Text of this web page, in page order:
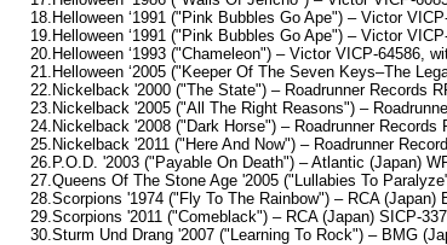
18.Helloween ‘1991 ("Pink Bubbles Go Ape") – Victor
19.Helloween ‘1991 ("Pink Bubbles Go Ape") – Victor
20.Helloween ‘1993 ("Chameleon") – Victor VICP-64586,
21.Helloween ‘2005 ("Keeper Of The Seven Keys–The
22.Nickelback '2000 ("The State") – Roadrunner Records
23.Nickelback '2005 ("All The Right Reasons") –
24.Nickelback '2008 ("Dark Horse") – Roadrunner Records
25.Nickelback '2011 ("Here And Now") – Roadrunner
26.P.O.D. '2003 ("Payable On Death") – Atlantic (Japan)
27.Queens Of The Stone Age '2005 ("Lullabies To
28.Scorpions '1974 ("Fly To The Rainbow") – RCA (Japan)
29.Scorpions '2011 ("Comeblack") – RCA (Japan) SICP-
30.Sturm Und Drang '2007 ("Learning To Rock") – BMG